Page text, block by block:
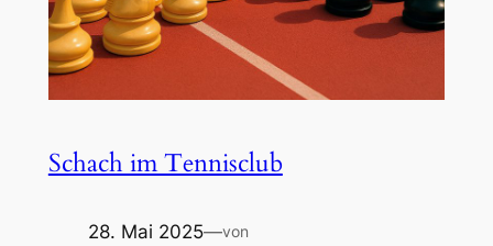
Schach im Tennisclub
28. Mai 2025—von